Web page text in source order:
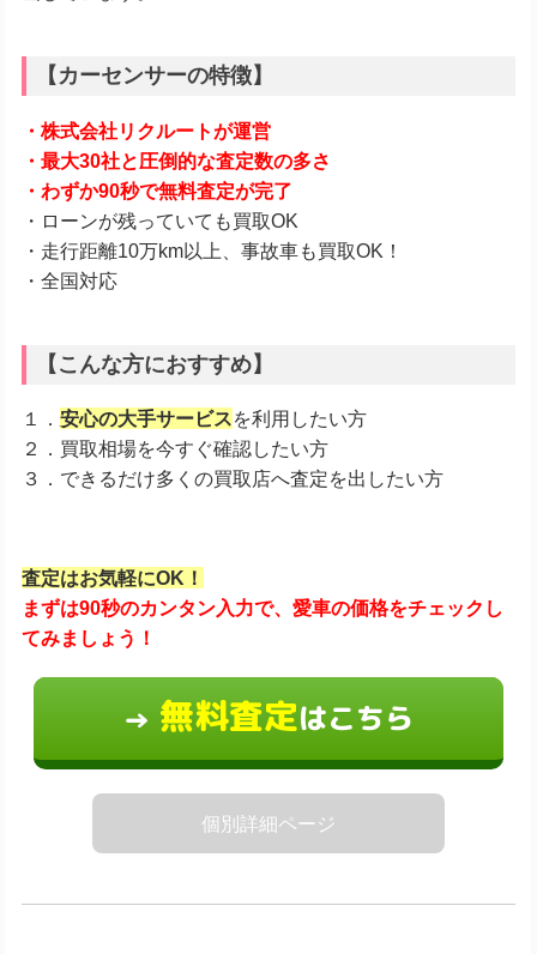
【カーセンサーの特徴】
・株式会社リクルートが運営
・最大30社と圧倒的な査定数の多さ
・わずか90秒で無料査定が完了
・ローンが残っていても買取OK
・走行距離10万km以上、事故車も買取OK！
・全国対応
【こんな方におすすめ】
１． 安心の大手サービスを利用したい方
２．買取相場を今すぐ確認したい方
３．できるだけ多くの買取店へ査定を出したい方
査定はお気軽にOK！
まずは90秒のカンタン入力で、愛車の価格をチェックし
てみましょう！
→ 無料査定はこちら
個別詳細ページ